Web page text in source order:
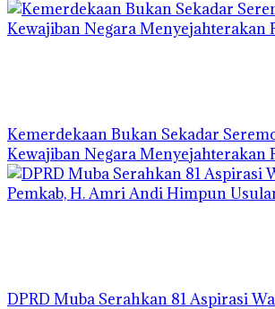
Kemerdekaan Bukan Sekadar
Kewajiban Negara Menyejahterakan
DPRD Muba Serahkan 81 Aspirasi